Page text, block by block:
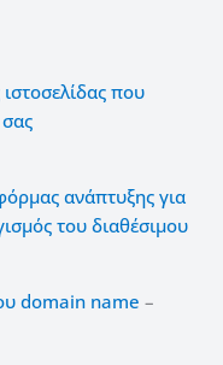
που
σας
ανάπτυξης για
του διαθέσιμου
domain name –